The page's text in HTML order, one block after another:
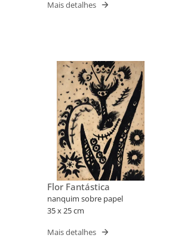
Mais detalhes
Flor Fantástica
nanquim sobre papel
35 x 25 cm
Mais detalhes